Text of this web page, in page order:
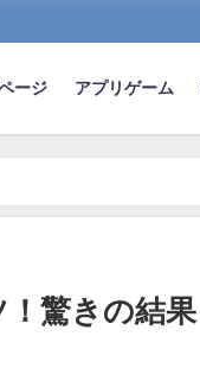
ージ アプリゲーム
！驚きの結果